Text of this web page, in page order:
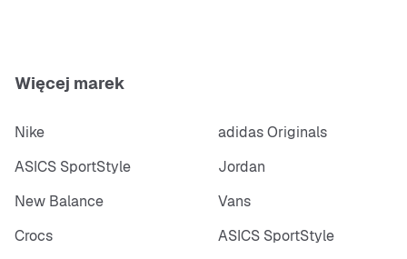
Więcej marek
Nike
adidas Originals
ASICS SportStyle
Jordan
New Balance
Vans
Crocs
ASICS SportStyle